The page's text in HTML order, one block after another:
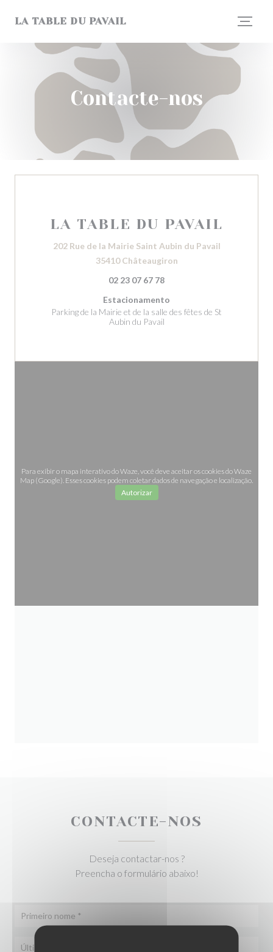
LA TABLE DU PAVAIL
Contacte-nos
LA TABLE DU PAVAIL
202 Rue de la Mairie Saint Aubin du Pavail
35410 Châteaugiron((abre numa nova
02 23 07 67 78
Estacionamento
Parking de la Mairie et de la salle des fêtes de St
Aubin du Pavail
Para exibir o mapa interativo do Waze, você deve aceitar os cookies do Waze
Map (Google). Esses cookies podem coletar dados de navegação e localização.
Autorizar
CONTACTE-NOS
Deseja contactar-nos ?
Preencha o formulário abaixo!